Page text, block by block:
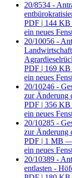
20/8534 -
PDF | 144
ein neues
20/10056 -
PDF | 169
ein neues
20/10246 -
zur Änderung
PDF | 356
ein neues
20/10285 -
zur Änderung
PDF | 1 MB —
ein neues
20/10389 -
entlasten -